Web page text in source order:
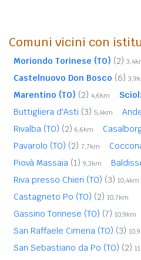
Comuni vicini con
Moriondo Torinese (TO) (2)
Castelnuovo Don Bosco (6)
Marentino (TO) (2) 4,6km
Buttigliera d'Asti (3) 5,4km
Rivalba (TO) (2) 6,6km
Pavarolo (TO) (2) 7,7km
Piovà Massaia (1) 9,3km
Riva presso Chieri (TO) (3) 10,4km
Castagneto Po (TO) (2) 10,7km
Gassino Torinese (TO) (7) 10,9km
San Raffaele Cimena (TO) (3)
San Sebastiano da Po (TO) (2)